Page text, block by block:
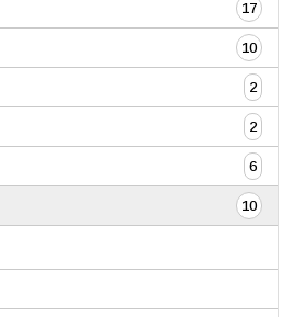
17
10
2
2
6
10